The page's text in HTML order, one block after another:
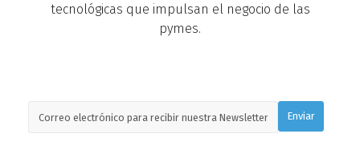
tecnológicas que impulsan el negocio de las
pymes.